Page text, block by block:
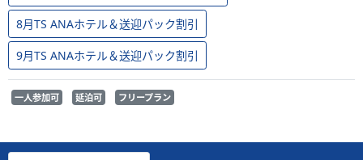
8月TS ANAホテル＆送迎パック割引
9月TS ANAホテル＆送迎パック割引
一人参加可 延泊可 フリープラン